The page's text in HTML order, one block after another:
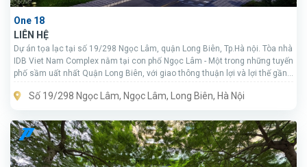
One 18
LIÊN HỆ
Dự án tọa lạc tại số 19/298 Ngọc Lâm, quận Long Biên, Tp.Hà nội. Tòa nhà
IDB Viet Nam Complex nằm tại con phố Ngọc Lâm - Một trong những tuyến
phố sầm uất nhất Quận Long Biên, với giao thông thuận lợi và lợi thế gần
từ vị trí địa lý của dự án
Số 19/298 Ngọc Lâm, Ngọc Lâm, Long Biên, Hà Nội